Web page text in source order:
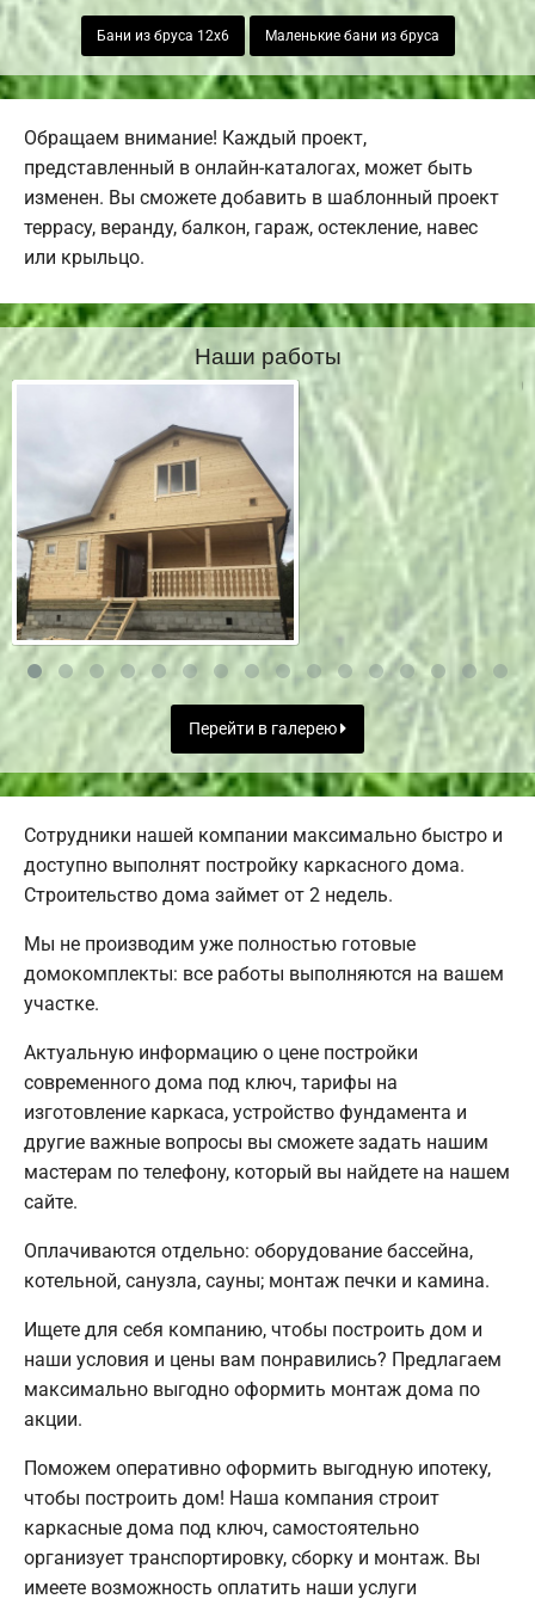
Бани из бруса 12х6 Маленькие бани из бруса
Обращаем внимание! Каждый проект,
представленный в онлайн-каталогах, может быть
изменен. Вы сможете добавить в шаблонный проект
террасу, веранду, балкон, гараж, остекление, навес
или крыльцо.
Наши работы
Перейти в галерею
Сотрудники нашей компании максимально быстро и
доступно выполнят постройку каркасного дома.
Строительство дома займет от 2 недель.
Мы не производим уже полностью готовые
домокомплекты: все работы выполняются на вашем
участке.
Актуальную информацию о цене постройки
современного дома под ключ, тарифы на
изготовление каркаса, устройство фундамента и
другие важные вопросы вы сможете задать нашим
мастерам по телефону, который вы найдете на нашем
сайте.
Оплачиваются отдельно: оборудование бассейна,
котельной, санузла, сауны; монтаж печки и камина.
Ищете для себя компанию, чтобы построить дом и
наши условия и цены вам понравились? Предлагаем
максимально выгодно оформить монтаж дома по
акции.
Поможем оперативно оформить выгодную ипотеку,
чтобы построить дом! Наша компания строит
каркасные дома под ключ, самостоятельно
организует транспортировку, сборку и монтаж. Вы
имеете возможность оплатить наши услуги